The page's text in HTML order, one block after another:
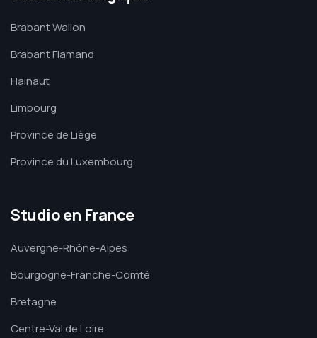
Brabant Wallon
Brabant Flamand
Hainaut
Limbourg
Province de Liège
Province du Luxembourg
Studio en France
Auvergne-Rhône-Alpes
Bourgogne-Franche-Comté
Bretagne
Centre-Val de Loire